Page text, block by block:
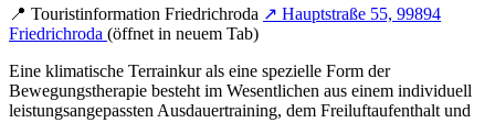
📍 Touristinformation Friedrichroda ↗ Hauptstraße 55, 99894
Friedrichroda (öffnet in neuem Tab)
Eine klimatische Terrainkur als eine spezielle Form der
Bewegungstherapie besteht im Wesentlichen aus einem individuell
leistungsangepassten Ausdauertraining, dem Freiluftaufenthalt und